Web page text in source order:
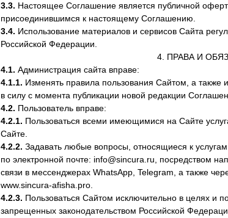
3.3. Настоящее Соглашение является публичной
присоединившимся к настоящему Соглашению.
3.4. Использование материалов и сервисов Сайта
Российской Федерации.
4. ПРАВА И
4.1. Администрация сайта вправе:
4.1.1. Изменять правила пользования Сайтом, а
в силу с момента публикации новой редакции
4.2. Пользователь вправе:
4.2.1. Пользоваться всеми имеющимися на Сайте
Сайте.
4.2.2. Задавать любые вопросы, относящиеся к
по электронной почте: info@sincura.ru, посредством
связи в мессенджерах WhatsApp, Telegram, а также
www.sincura-afisha.pro.
4.2.3. Пользоваться Сайтом исключительно в целях и
запрещенных законодательством Российской